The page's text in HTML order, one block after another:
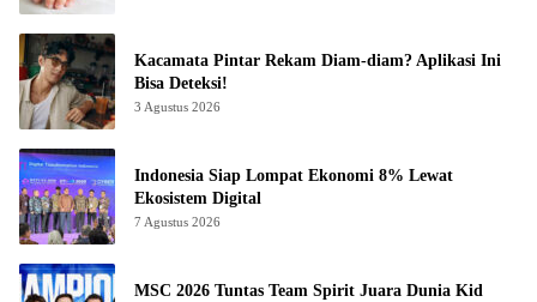
Kacamata Pintar Rekam Diam-diam? Aplikasi Ini
Bisa Deteksi!
3 Agustus 2026
Indonesia Siap Lompat Ekonomi 8% Lewat
Ekosistem Digital
7 Agustus 2026
MSC 2026 Tuntas Team Spirit Juara Dunia Kid